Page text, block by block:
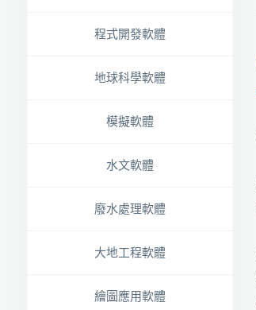
程式開發軟體
地球科學軟體
模擬軟體
水文軟體
廢水處理軟體
大地工程軟體
繪圖應用軟體